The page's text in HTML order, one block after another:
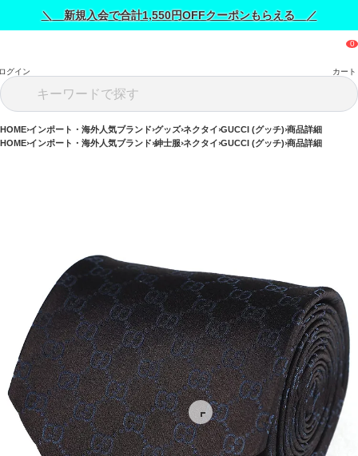
＼ 新規入会で合計1,550円OFFクーポンもらえる ／
グイン カート
HOME インポート・海外人気ブランド グッズ ネクタイ GUCCI (グッチ) 商品詳細
HOME インポート・海外人気ブランド 紳士服 ネクタイ GUCCI (グッチ) 商品詳細